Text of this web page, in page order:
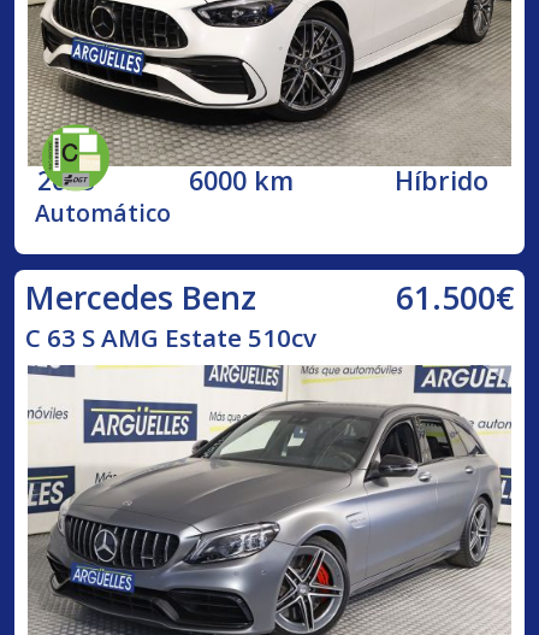
2023 6000 km Híbrido
Automático
Mercedes Benz 61.500€
C 63 S AMG Estate 510cv